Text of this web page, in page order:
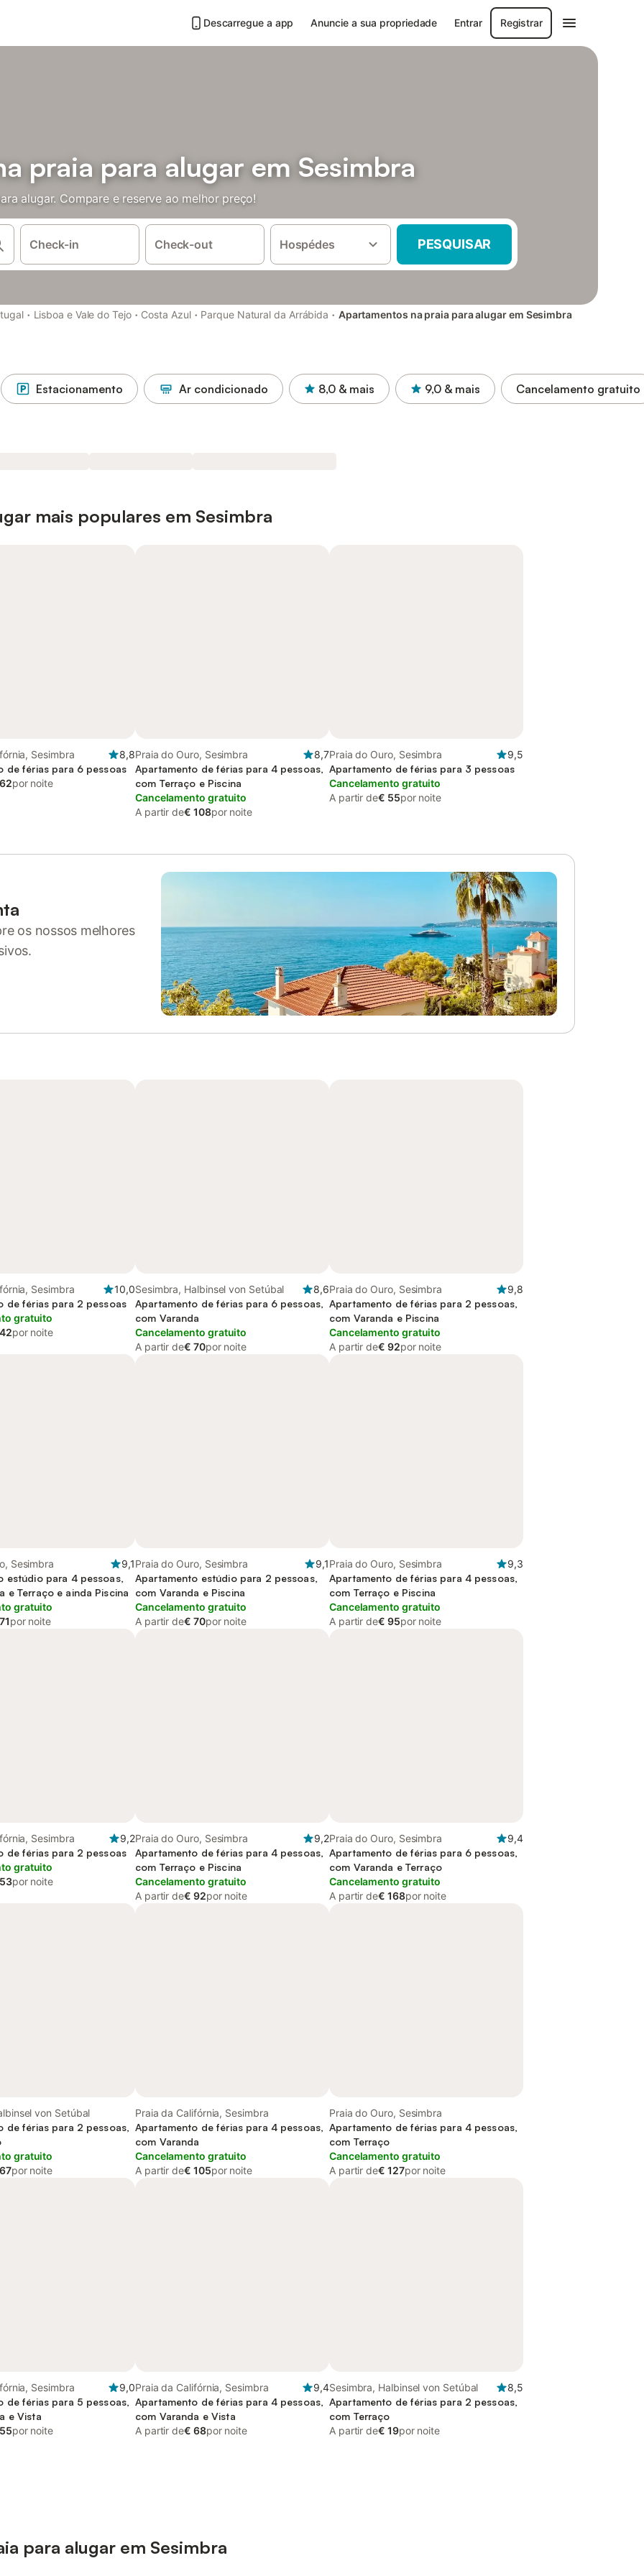
Descarregue a app Anuncie a sua propriedade Entrar Registrar
praia para alugar em Sesimbra
alugar. Compare e reserve ao melhor preço!
Check-in Check-out Hospédes PESQUISAR
· Lisboa e Vale do Tejo · Costa Azul · Parque Natural da Arrábida · Apartamentos na praia para alugar em Sesimbra
Estacionamento Ar condicionado 8,0 & mais 9,0 & mais Cancelamento gratuito
mais populares em Sesimbra
Sesimbra
8,8
de férias para 6 pessoas
por noite
Praia do Ouro, Sesimbra
8,7
Apartamento de férias para 4 pessoas,
com Terraço e Piscina
Cancelamento gratuito
A partir de€ 108por noite
Praia do Ouro, Sesimbra
9,5
Apartamento de férias para 3 pessoas
Cancelamento gratuito
A partir de€ 55por noite
os nossos melhores
Sesimbra
10,0
de férias para 2 pessoas
gratuito
por noite
Sesimbra, Halbinsel von Setúbal
8,6
Apartamento de férias para 6 pessoas,
com Varanda
Cancelamento gratuito
A partir de€ 70por noite
Praia do Ouro, Sesimbra
9,8
Apartamento de férias para 2 pessoas,
com Varanda e Piscina
Cancelamento gratuito
A partir de€ 92por noite
Sesimbra
9,1
estúdio para 4 pessoas,
e Terraço e ainda Piscina
gratuito
por noite
Praia do Ouro, Sesimbra
9,1
Apartamento estúdio para 2 pessoas,
com Varanda e Piscina
Cancelamento gratuito
A partir de€ 70por noite
Praia do Ouro, Sesimbra
9,3
Apartamento de férias para 4 pessoas,
com Terraço e Piscina
Cancelamento gratuito
A partir de€ 95por noite
Sesimbra
9,2
de férias para 2 pessoas
gratuito
por noite
Praia do Ouro, Sesimbra
9,2
Apartamento de férias para 4 pessoas,
com Terraço e Piscina
Cancelamento gratuito
A partir de€ 92por noite
Praia do Ouro, Sesimbra
9,4
Apartamento de férias para 6 pessoas,
com Varanda e Terraço
Cancelamento gratuito
A partir de€ 168por noite
von Setúbal
de férias para 2 pessoas,
gratuito
por noite
Praia da Califórnia, Sesimbra
Apartamento de férias para 4 pessoas,
com Varanda
Cancelamento gratuito
A partir de€ 105por noite
Praia do Ouro, Sesimbra
Apartamento de férias para 4 pessoas,
com Terraço
Cancelamento gratuito
A partir de€ 127por noite
Sesimbra
9,0
de férias para 5 pessoas,
e Vista
por noite
Praia da Califórnia, Sesimbra
9,4
Apartamento de férias para 4 pessoas,
com Varanda e Vista
A partir de€ 68por noite
Sesimbra, Halbinsel von Setúbal
8,5
Apartamento de férias para 2 pessoas,
com Terraço
A partir de€ 19por noite
para alugar em Sesimbra